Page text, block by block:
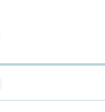
拠点一覧